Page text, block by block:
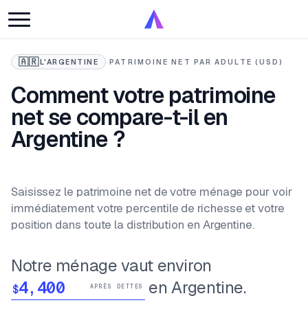
🇦🇷L'ARGENTINE ·PATRIMOINE NET PAR ADULTE (USD)
Comment votre patrimoine
net se compare-t-il en
Argentine ?
Saisissez le patrimoine net de votre ménage pour voir
immédiatement votre percentile de richesse et votre
position dans toute la distribution en Argentine.
Notre ménage vaut environ
$ APRÈS DETTES en Argentine.